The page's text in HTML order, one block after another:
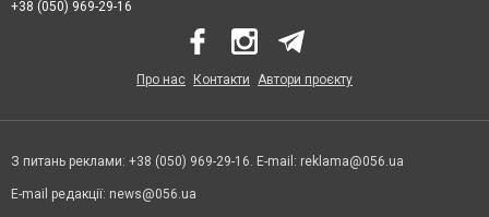
+38 (050) 969-29-16
Про нас Контакти Автори проєкту
З питань реклами: +38 (050) 969-29-16. E-mail: reklama@056.ua
E-mail редакції: news@056.ua